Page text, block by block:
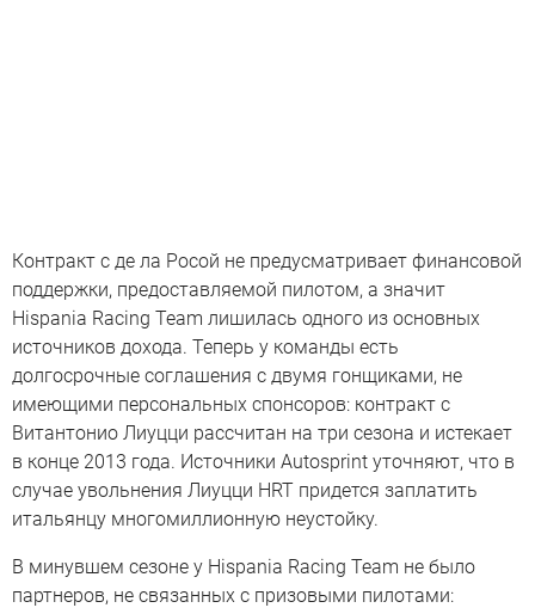
Контракт с де ла Росой не предусматривает финансовой
поддержки, предоставляемой пилотом, а значит
Hispania Racing Team лишилась одного из основных
источников дохода. Теперь у команды есть
долгосрочные соглашения с двумя гонщиками, не
имеющими персональных спонсоров: контракт с
Витантонио Лиуцци рассчитан на три сезона и истекает
в конце 2013 года. Источники Autosprint уточняют, что в
случае увольнения Лиуцци HRT придется заплатить
итальянцу многомиллионную неустойку.
В минувшем сезоне у Hispania Racing Team не было
партнеров, не связанных с призовыми пилотами: